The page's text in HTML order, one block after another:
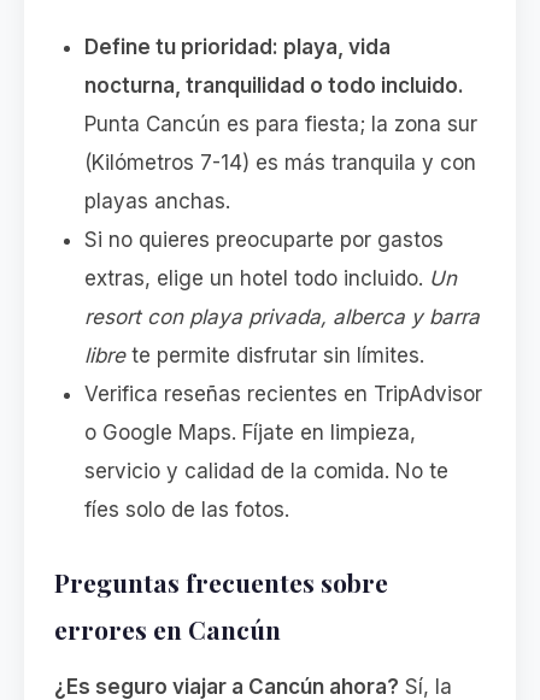
Define tu prioridad: playa, vida
nocturna, tranquilidad o todo incluido.
Punta Cancún es para fiesta; la zona sur
(Kilómetros 7-14) es más tranquila y con
playas anchas.
Si no quieres preocuparte por gastos
extras, elige un hotel todo incluido. Un
resort con playa privada, alberca y barra
librete permite disfrutar sin límites.
Verifica reseñas recientes en TripAdvisor
o Google Maps. Fíjate en limpieza,
servicio y calidad de la comida. No te
fíes solo de las fotos.
Preguntas frecuentes sobre
errores en Cancún
¿Es seguro viajar a Cancún ahora? Sí, la